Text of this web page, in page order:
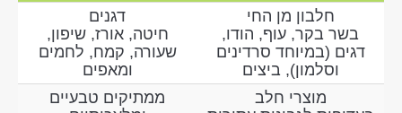
חלבון מן החי
בשר בקר, עוף, הודו,
דגים (במיוחד סרדינים
וסלמון), ביצים
דגנים
חיטה, אורז, שיפון,
שעורה, קמח, לחמים
ומאפים
מוצרי חלב
ממתיקים טבעיים